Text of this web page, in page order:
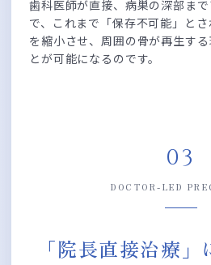
歯科医師が直接、病巣の深部ま
で、これまで「保存不可能」と
を縮小させ、周囲の骨が再生す
とが可能になるのです。
03
DOCTOR-LED
「院長直接治療